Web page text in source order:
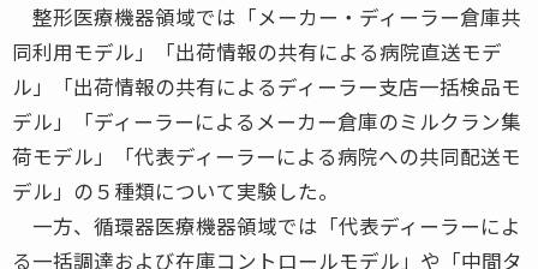
整形医療機器領域では「メーカー・ディーラー倉庫共
同利用モデル」「出荷情報の共有による病院直送モデ
ル」「出荷情報の共有によるディーラー支店一括検品モ
デル」「ディーラーによるメーカー倉庫のミルクラン集
荷モデル」「代表ディーラーによる病院への共同配送モ
デル」の５種類について実験した。
一方、循環器医療機器領域では「代表ディーラーによ
る一括調達および在庫コントロールモデル」や「中間タ